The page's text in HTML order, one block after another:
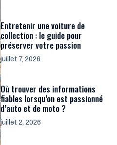
Entretenir une voiture de
collection : le guide pour
préserver votre passion
juillet 7, 2026
Où trouver des informations
fiables lorsqu’on est passionné
d’auto et de moto ?
juillet 2, 2026